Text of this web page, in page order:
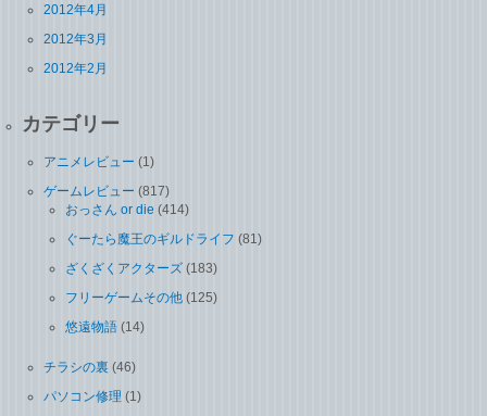
2012年4月
2012年3月
2012年2月
カテゴリー
アニメレビュー (1)
ゲームレビュー (817)
おっさん or die (414)
ぐーたら魔王のギルドライフ (81)
ざくざくアクターズ (183)
フリーゲームその他 (125)
悠遠物語 (14)
チラシの裏 (46)
パソコン修理 (1)